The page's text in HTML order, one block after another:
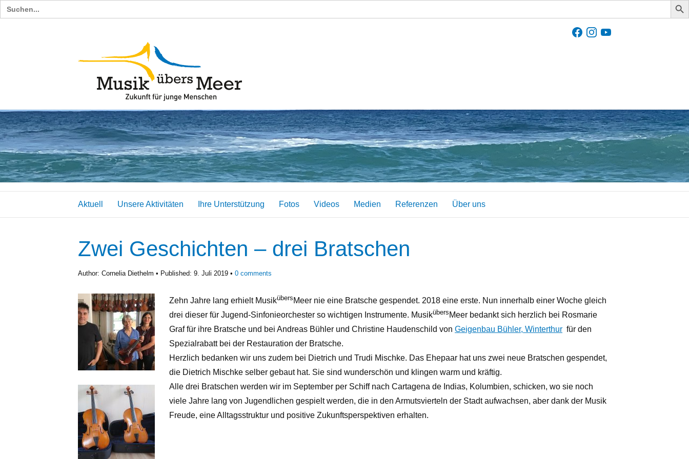
Search
for:
Aktuell Unsere Aktivitäten Ihre Unterstützung Fotos Videos Medien Referenzen Über uns
Zwei Geschichten – drei Bratschen
Author: Cornelia Diethelm Published: 9. Juli 2019 0 comments
Zehn Jahre lang erhielt Musikübers Meer nie eine Bratsche gespendet. 2018 eine erste. Nun innerhalb einer Woche gleich
drei dieser für Jugend-Sinfonieorchester so wichtigen Instrumente. Musikübers Meer bedankt sich herzlich bei Rosmarie
Graf für ihre Bratsche und bei Andreas Bühler und Christine Haudenschild von Geigenbau Bühler, Winterthur für den
Spezialrabatt bei der Restauration der Bratsche.
Herzlich bedanken wir uns zudem bei Dietrich und Trudi Mischke. Das Ehepaar hat uns zwei neue Bratschen gespendet,
die Dietrich Mischke selber gebaut hat. Sie sind wunderschön und klingen warm und kräftig.
Alle drei Bratschen werden wir im September per Schiff nach Cartagena de Indias, Kolumbien, schicken, wo sie noch
viele Jahre lang von Jugendlichen gespielt werden, die in den Armutsvierteln der Stadt aufwachsen, aber dank der Musik
Freude, eine Alltagsstruktur und positive Zukunftsperspektiven erhalten.